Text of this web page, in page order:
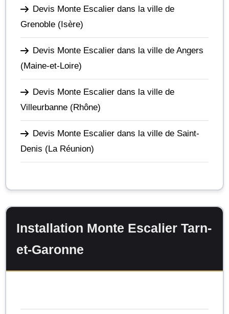
Devis Monte Escalier dans la ville de
Grenoble (Isère)
Devis Monte Escalier dans la ville de Angers
(Maine-et-Loire)
Devis Monte Escalier dans la ville de
Villeurbanne (Rhône)
Devis Monte Escalier dans la ville de Saint-
Denis (La Réunion)
Installation Monte Escalier Tarn-
et-Garonne